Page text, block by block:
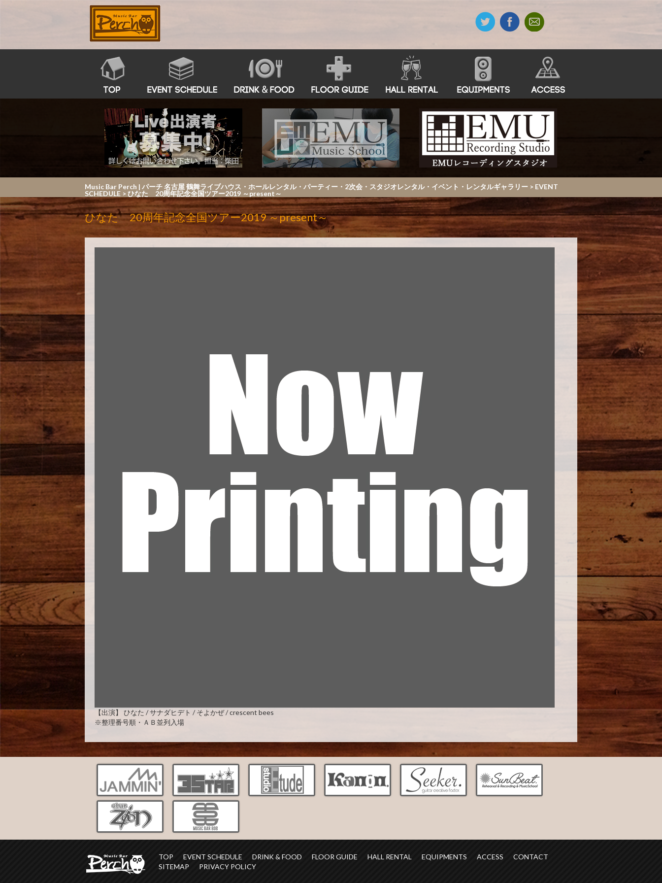
Music Bar Perch | パーチ 名古屋 鶴舞ライブハウス・ホールレンタル・パーティー・2次会・スタジオレンタル・イベント・レンタルギャラリー > EVENT
SCHEDULE >ひなた 20周年記念全国ツアー2019 ～present～
ひなた 20周年記念全国ツアー2019 ～present～
【出演】 ひなた / サナダヒデト / そよかぜ / crescent bees
※整理番号順・ＡＢ並列入場
TOP EVENT SCHEDULE DRINK & FOOD FLOOR GUIDE HALL RENTAL EQUIPMENTS ACCESS
CONTACT
SITEMAP
PRIVACY POLICY